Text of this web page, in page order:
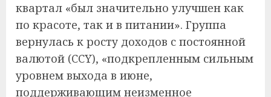
квартал «был значительно улучшен как
по красоте, так и в питании». Группа
вернулась к росту доходов с постоянной
валютой (CCY), «подкрепленным сильным
уровнем выхода в июне,
поддерживающим неизменное